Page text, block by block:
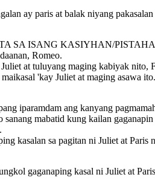
ay paris at balak niyang pakasalan
SA ISANG KASIYHAN/
Romeo.
at tuluyang maging kabiyak nito,
'kay Juliet at maging asawa ito.
iparamdam ang kanyang
mabatid kung kailan
kasalan sa pagitan ni Juliet at Paris
gaganaping kasal ni Juliet at